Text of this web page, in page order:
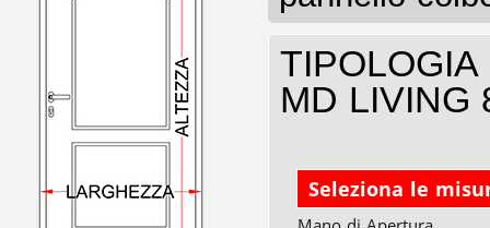
MD LIVING
Seleziona le